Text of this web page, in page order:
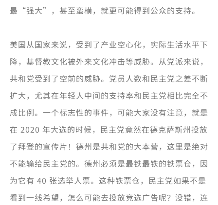
最“强大”，甚至蛮横，就更可能得到公众的支持。
美国从国家来说，受到了产业空心化，实际生活水平下
降，基督教文化被外来文化冲击等威胁。从党派来说，
共和党受到了空前的威胁。党员人数和民主党之差不断
扩大，尤其在年轻人中间的支持率和民主党相比完全不
成比例。一个标志性的事件，可能大家没有注意，就是
在 2020 年大选的时候，民主党竟然在德克萨斯州投放
了拜登的宣传片！德州是共和党的大本营，这里是绝对
不能输给民主党的。德州必须是最铁最铁的铁票仓，因
为它有 40 张选举人票。这种铁票仓，民主党如果不是
看到一线希望，怎么可能去投放竞选广告呢？没错，连